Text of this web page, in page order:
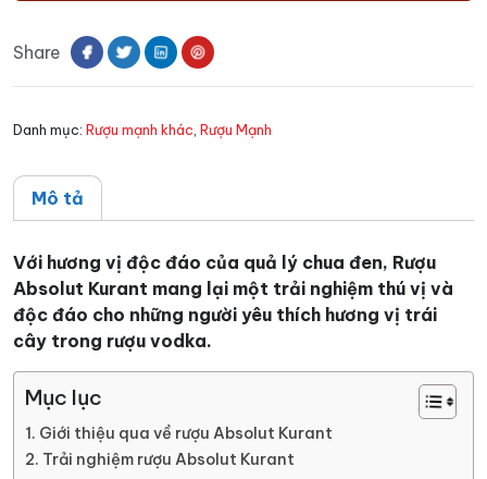
lượng
Share
Danh mục: Rượu mạnh khác, Rượu Mạnh
Mô tả
Với hương vị độc đáo của quả lý chua đen, Rượu
Absolut Kurant mang lại một trải nghiệm thú vị và
độc đáo cho những người yêu thích hương vị trái
cây trong rượu vodka.
Mục lục
Giới thiệu qua về rượu Absolut Kurant
Trải nghiệm rượu Absolut Kurant